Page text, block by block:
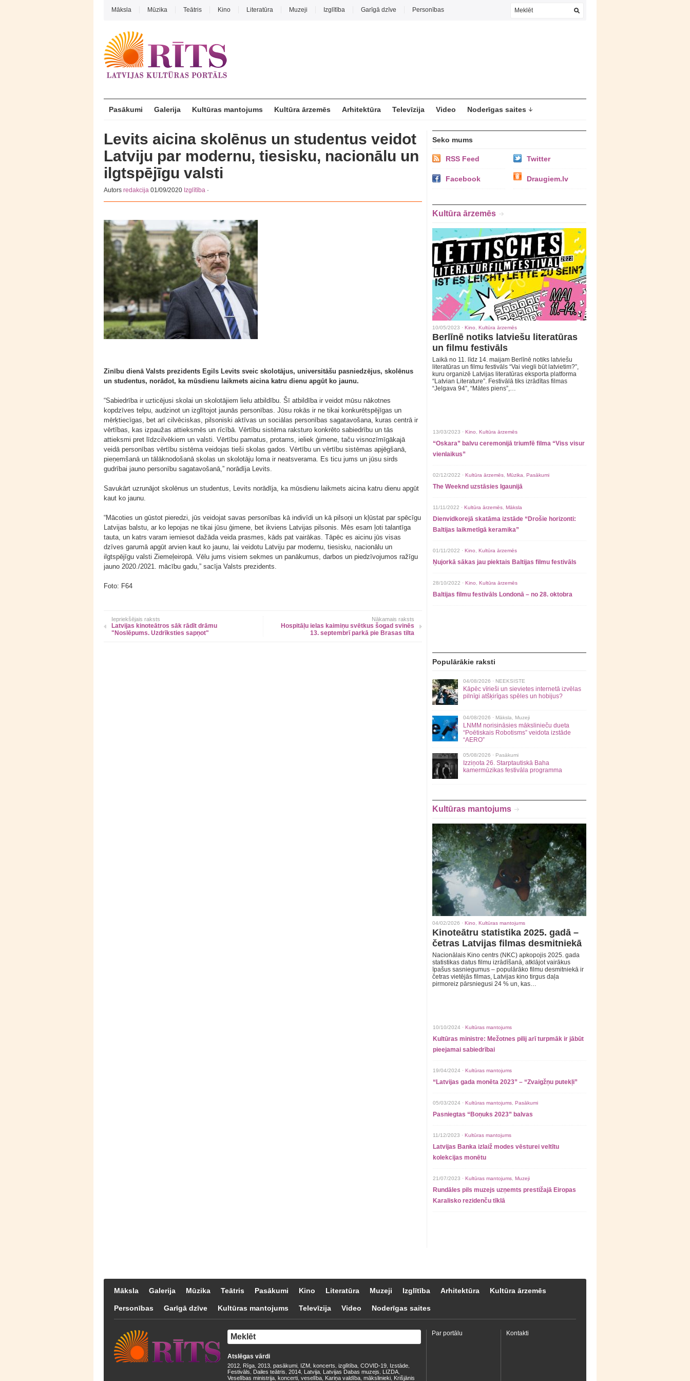
Māksla Mūzika Teātris Kino Literatūra Muzeji Izglītība Garīgā dzīve Personības
Pasākumi Galerija Kultūras mantojums Kultūra ārzemēs Arhitektūra Televīzija Video Noderīgas saites
Levits aicina skolēnus un studentus veidot
Latviju par modernu, tiesisku, nacionālu un
ilgtspējīgu valsti
Autors redakcija 01/09/2020 Izglītība ·
Zinību dienā Valsts prezidents Egils Levits sveic skolotājus, universitāšu pasniedzējus, skolēnus
un studentus, norādot, ka mūsdienu laikmets aicina katru dienu apgūt ko jaunu.
“Sabiedrība ir uzticējusi skolai un skolotājiem lielu atbildību. Šī atbildība ir veidot mūsu nākotnes
kopdzīves telpu, audzinot un izglītojot jaunās personības. Jūsu rokās ir ne tikai konkurētspējīgas un
mērķtiecīgas, bet arī cilvēciskas, pilsoniski aktīvas un sociālas personības sagatavošana, kuras centrā ir
vērtības, kas izpaužas attieksmēs un rīcībā. Vērtību sistēma raksturo konkrēto sabiedrību un tās
attieksmi pret līdzcilvēkiem un valsti. Vērtību pamatus, protams, ieliek ģimene, taču visnozīmīgākajā
veidā personības vērtību sistēma veidojas tieši skolas gados. Vērtību un vērtību sistēmas apjēgšanā,
pieņemšanā un tālāknodošanā skolas un skolotāju loma ir neatsverama. Es ticu jums un jūsu sirds
gudrībai jauno personību sagatavošanā,” norādīja Levits.
Savukārt uzrunājot skolēnus un studentus, Levits norādīja, ka mūsdienu laikmets aicina katru dienu apgūt
kaut ko jaunu.
“Mācoties un gūstot pieredzi, jūs veidojat savas personības kā indivīdi un kā pilsoņi un kļūstat par spēcīgu
Latvijas balstu, ar ko lepojas ne tikai jūsu ģimene, bet ikviens Latvijas pilsonis. Mēs esam ļoti talantīga
tauta, un katrs varam iemiesot dažāda veida prasmes, kāds pat vairākas. Tāpēc es aicinu jūs visas
dzīves garumā apgūt arvien kaut ko jaunu, lai veidotu Latviju par modernu, tiesisku, nacionālu un
ilgtspējīgu valsti Ziemeļeiropā. Vēlu jums visiem sekmes un panākumus, darbos un piedzīvojumos ražīgu
jauno 2020./2021. mācību gadu,” sacīja Valsts prezidents.
Foto: F64
Iepriekšējais raksts
Latvijas kinoteātros sāk rādīt drāmu
"Noslēpums. Uzdrīksties sapņot"
Nākamais raksts
Hospitāļu ielas kaimiņu svētkus šogad svinēs
13. septembrī parkā pie Brasas tilta
Seko mums
RSS Feed Twitter
Facebook Draugiem.lv
Kultūra ārzemēs
10/05/2023 · Kino Kultūra ārzemēs
Berlīnē notiks latviešu literatūras
un filmu festivāls
Laikā no 11. līdz 14. maijam Berlīnē notiks latviešu
literatūras un filmu festivāls “Vai viegli būt latvietim?”,
kuru organizē Latvijas literatūras eksporta platforma
“Latvian Literature”. Festivālā tiks izrādītas filmas
“Jelgava 94”, “Mātes piens”,…
13/03/2023 · Kino Kultūra ārzemēs
“Oskara” balvu ceremonijā triumfē filma “Viss visur
vienlaikus”
02/12/2022 · Kultūra ārzemēs Mūzika Pasākumi
The Weeknd uzstāsies Igaunijā
11/11/2022 · Kultūra ārzemēs Māksla
Dienvidkorejā skatāma izstāde “Drošie horizonti:
Baltijas laikmetīgā keramika”
01/11/2022 · Kino Kultūra ārzemēs
Ņujorkā sākas jau piektais Baltijas filmu festivāls
28/10/2022 · Kino Kultūra ārzemēs
Baltijas filmu festivāls Londonā – no 28. oktobra
Populārākie raksti
04/08/2026 · NEEKSISTE
Kāpēc vīrieši un sievietes internetā izvēlas
pilnīgi atšķirīgas spēles un hobijus?
04/08/2026 · Māksla Muzeji
LNMM norisināsies mākslinieču dueta
“Poētiskais Robotisms” veidota izstāde
“AERO”
05/08/2026 · Pasākumi
Izziņota 26. Starptautiskā Baha
kamermūzikas festivāla programma
Kultūras mantojums
04/02/2026 · Kino Kultūras mantojums
Kinoteātru statistika 2025. gadā –
četras Latvijas filmas desmitniekā
Nacionālais Kino centrs (NKC) apkopojis 2025. gada
statistikas datus filmu izrādīšanā, atklājot vairākus
īpašus sasniegumus – populārāko filmu desmitniekā ir
četras vietējās filmas, Latvijas kino tirgus daļa
pirmoreiz pārsniegusi 24 % un, kas…
10/10/2024 · Kultūras mantojums
Kultūras ministre: Mežotnes pilij arī turpmāk ir jābūt
pieejamai sabiedrībai
19/04/2024 · Kultūras mantojums
“Latvijas gada monēta 2023” – “Zvaigžņu putekļi”
05/03/2024 · Kultūras mantojums Pasākumi
Pasniegtas “Boņuks 2023” balvas
11/12/2023 · Kultūras mantojums
Latvijas Banka izlaiž modes vēsturei veltītu
kolekcijas monētu
21/07/2023 · Kultūras mantojums Muzeji
Rundāles pils muzejs uzņemts prestižajā Eiropas
Karalisko rezidenču tīklā
Māksla Galerija Mūzika Teātris Pasākumi Kino Literatūra Muzeji Izglītība Arhitektūra Kultūra ārzemēs
Personības Garīgā dzīve Kultūras mantojums Televīzija Video Noderīgas saites
Atslēgas vārdi
2012 Rīga 2013 pasākumi IZM koncerts izglītība COVID-19 Izstāde
Festivāls Dailes teātris 2014 Latvija Latvijas Dabas muzejs LIZDA
Veselības ministrija koncerti veselība Kariņa valdība mākslinieki Krišjānis
Par portālu Kontakti